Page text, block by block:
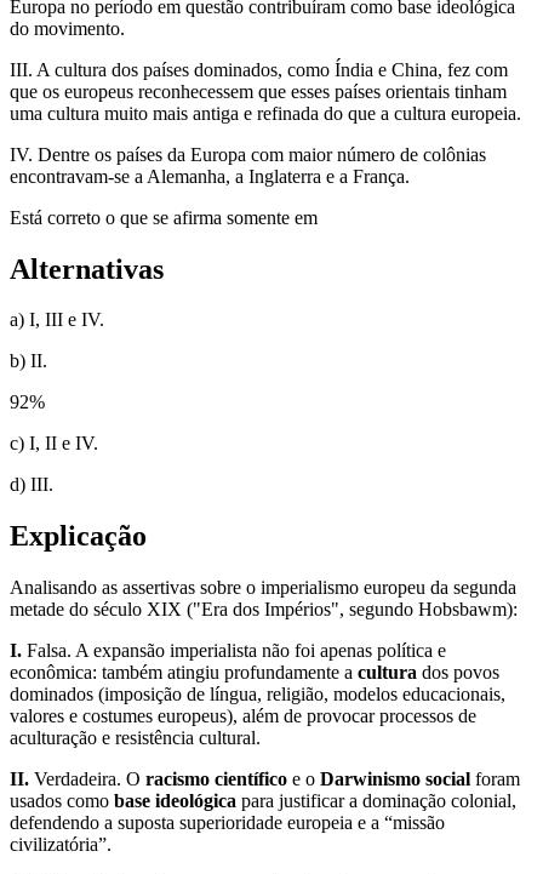
Europa no período em questão contribuíram como base ideológica
do movimento.
III. A cultura dos países dominados, como Índia e China, fez com
que os europeus reconhecessem que esses países orientais tinham
uma cultura muito mais antiga e refinada do que a cultura europeia.
IV. Dentre os países da Europa com maior número de colônias
encontravam-se a Alemanha, a Inglaterra e a França.
Está correto o que se afirma somente em
Alternativas
a) I, III e IV.
b) II.
92%
c) I, II e IV.
d) III.
Explicação
Analisando as assertivas sobre o imperialismo europeu da segunda
metade do século XIX ("Era dos Impérios", segundo Hobsbawm):
I. Falsa. A expansão imperialista não foi apenas política e
econômica: também atingiu profundamente a cultura dos povos
dominados (imposição de língua, religião, modelos educacionais,
valores e costumes europeus), além de provocar processos de
aculturação e resistência cultural.
II. Verdadeira. O racismo científico e o Darwinismo social foram
usados como base ideológica para justificar a dominação colonial,
defendendo a suposta superioridade europeia e a “missão
civilizatória”.